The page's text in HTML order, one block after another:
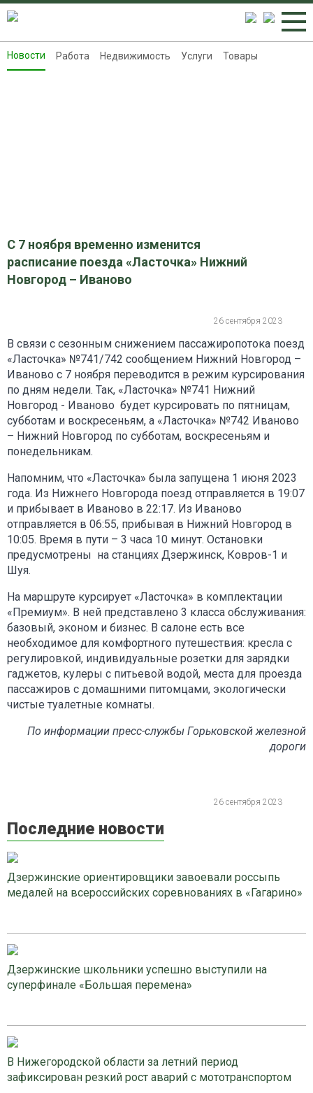
Новости
Новости Работа Недвижимость Услуги Товары
С 7 ноября временно изменится
расписание поезда «Ласточка» Нижний
Новгород – Иваново
26 сентября 2023
В связи с сезонным снижением пассажиропотока поезд
«Ласточка» №741/742 сообщением Нижний Новгород –
Иваново с 7 ноября переводится в режим курсирования
по дням недели. Так, «Ласточка» №741 Нижний
Новгород - Иваново будет курсировать по пятницам,
субботам и воскресеньям, а «Ласточка» №742 Иваново
– Нижний Новгород по субботам, воскресеньям и
понедельникам.
Напомним, что «Ласточка» была запущена 1 июня 2023
года. Из Нижнего Новгорода поезд отправляется в 19:07
и прибывает в Иваново в 22:17. Из Иваново
отправляется в 06:55, прибывая в Нижний Новгород в
10:05. Время в пути – 3 часа 10 минут. Остановки
предусмотрены на станциях Дзержинск, Ковров-1 и
Шуя.
На маршруте курсирует «Ласточка» в комплектации
«Премиум». В ней представлено 3 класса обслуживания:
базовый, эконом и бизнес. В салоне есть все
необходимое для комфортного путешествия: кресла с
регулировкой, индивидуальные розетки для зарядки
гаджетов, кулеры с питьевой водой, места для проезда
пассажиров с домашними питомцами, экологически
чистые туалетные комнаты.
По информации пресс-службы Горьковской железной
дороги
26 сентября 2023
Последние новости
Дзержинские ориентировщики завоевали россыпь
медалей на всероссийских соревнованиях в «Гагарино»
Дзержинские школьники успешно выступили на
суперфинале «Большая перемена»
В Нижегородской области за летний период
зафиксирован резкий рост аварий с мототранспортом